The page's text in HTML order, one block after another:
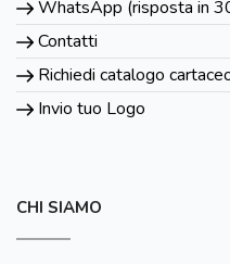
WhatsApp (risposta in
Contatti
Richiedi catalogo
Invio tuo Logo
CHI SIAMO